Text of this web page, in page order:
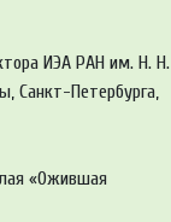
ИЭА РАН им. Н. Н.
Санкт-Петербурга,
«Ожившая